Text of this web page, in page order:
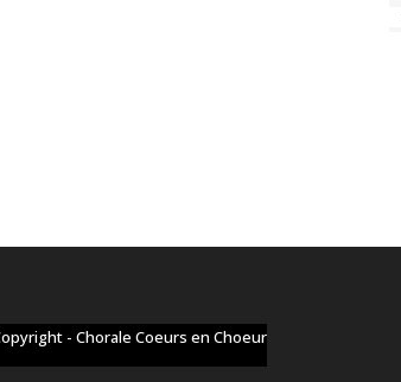
- Chorale Coeurs en Choeur